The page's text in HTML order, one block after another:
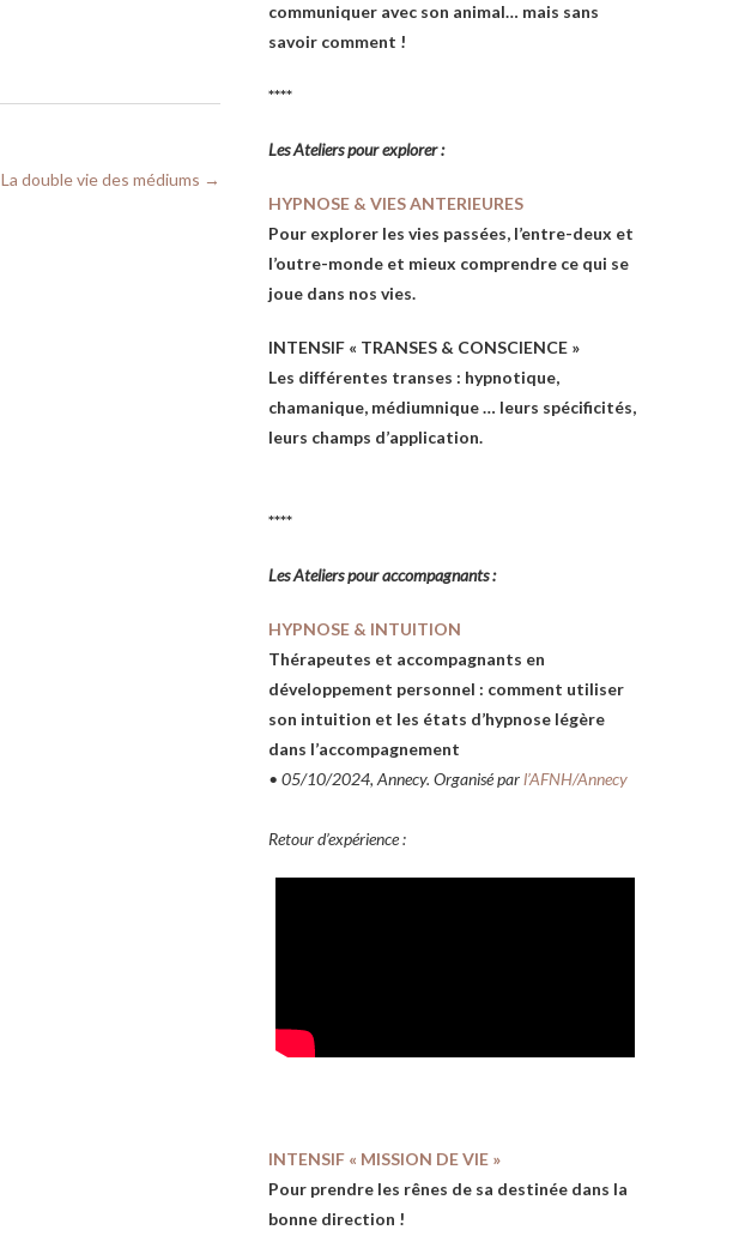
La double vie des médiums →
communiquer avec son animal… mais sans
savoir comment !
****
Les Ateliers pour explorer :
HYPNOSE & VIES ANTERIEURES
Pour explorer les vies passées, l’entre-deux et
l’outre-monde et mieux comprendre ce qui se
joue dans nos vies.
INTENSIF « TRANSES & CONSCIENCE »
Les différentes transes : hypnotique,
chamanique, médiumnique … leurs spécificités,
leurs champs d’application.
****
Les Ateliers pour accompagnants :
HYPNOSE & INTUITION
Thérapeutes et accompagnants en
développement personnel : comment utiliser
son intuition et les états d’hypnose légère
dans l’accompagnement
• 05/10/2024, Annecy. Organisé parl’AFNH/Annecy
Retour d’expérience :
INTENSIF « MISSION DE VIE »
Pour prendre les rênes de sa destinée dans la
bonne direction !